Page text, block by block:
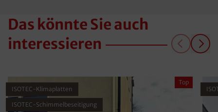
Das könnte Sie auch
interessieren
ISOTEC-Klimaplatten
ISOTEC-Schimmelbeseitigung
Top